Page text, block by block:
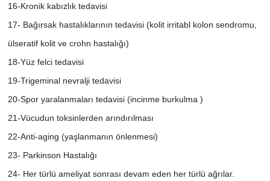
16-Kronik kabızlık tedavisi
17- Bağırsak hastalıklarının tedavisi (kolit irritabl kolon sendromu,
ülseratif kolit ve crohn hastalığı)
18-Yüz felci tedavisi
19-Trigeminal nevralji tedavisi
20-Spor yaralanmaları tedavisi (incinme burkulma )
21-Vücudun toksinlerden arındırılması
22-Anti-aging (yaşlanmanın önlenmesi)
23- Parkinson Hastalığı
24- Her türlü ameliyat sonrası devam eden her türlü ağrılar.